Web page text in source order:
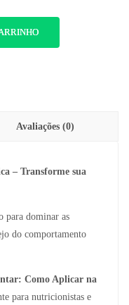
Avaliações (0)
– Transforme sua
para dominar as
do comportamento
Como Aplicar na
para nutricionistas e